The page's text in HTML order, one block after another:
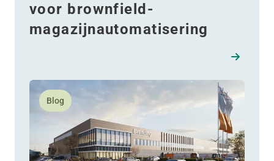
voor brownfield-
magazijnautomatisering
Blog
Lees meer over Hazeldonk als voorbeeld van